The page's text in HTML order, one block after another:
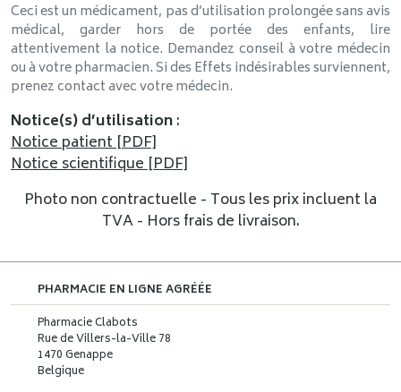
Ceci est un médicament, pas d’utilisation prolongée sans avis
médical, garder hors de portée des enfants, lire
attentivement la notice. Demandez conseil à votre médecin
ou à votre pharmacien. Si des Effets indésirables surviennent,
prenez contact avec votre médecin.
Notice(s) d’utilisation:
Notice patient [PDF]
Notice scientifique [PDF]
Photo non contractuelle - Tous les prix incluent la
TVA - Hors frais de livraison.
PHARMACIE EN LIGNE AGRÉÉE
Pharmacie Clabots
Rue de Villers-la-Ville 78
1470 Genappe
Belgique